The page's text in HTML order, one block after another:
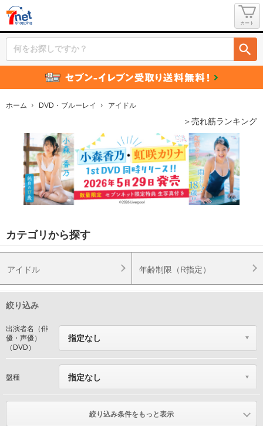
カート
ホーム DVD・ブルーレイ アイドル
＞売れ筋ランキング
カテゴリから探す
アイドル 年齢制限（R指定）
絞り込み
出演者名（俳
優・声優）
（DVD）
盤種
絞り込み条件をもっと表示